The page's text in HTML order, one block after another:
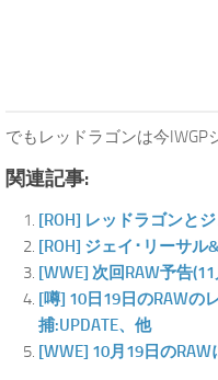
でもレッドラゴンは今IWGP
関連記事:
[ROH] レッドラゴンと
[ROH] ジェイ･リーサル
[WWE] 次回RAW予告
[噂] 10日19日のRAWの
捕:UPDATE、他
[WWE] 10月19日の